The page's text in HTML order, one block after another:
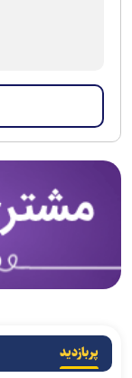
پربازدید